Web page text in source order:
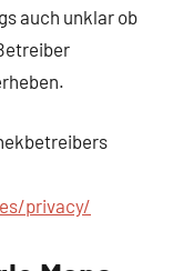
auch unklar ob
privacy/